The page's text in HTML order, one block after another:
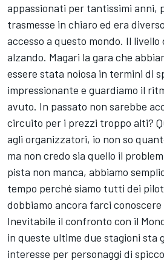
appassionati per tantissimi anni,
trasmesse in chiaro ed era
accesso a questo mondo. Il
alzando. Magari la gara che
essere stata noiosa in termini di
impressionante e guardiamo il
avuto. In passato non sarebbe
circuito per i prezzi troppo alti?
agli organizzatori, io non so
ma non credo sia quello il
pista non manca, abbiamo
tempo perché siamo tutti dei
dobbiamo ancora farci conoscere
Inevitabile il confronto con il
in queste ultime due stagioni sta
interesse per personaggi di